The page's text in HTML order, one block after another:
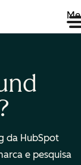
da HubSpot
e pesquisa